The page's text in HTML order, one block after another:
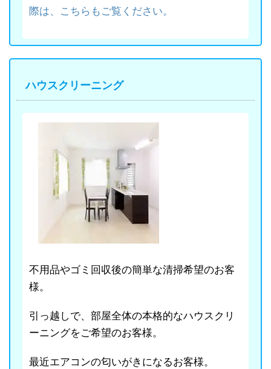
際は、こちらもご覧ください。
ハウスクリーニング
不用品やゴミ回収後の簡単な清掃希望のお客
様。
引っ越しで、部屋全体の本格的なハウスクリ
ーニングをご希望のお客様。
最近エアコンの匂いがきになるお客様。